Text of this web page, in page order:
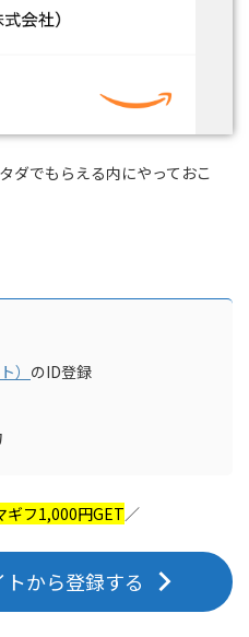
ダでもらえる内にやっておこ
） のID登録
ギフ1,000円GET／
から登録する